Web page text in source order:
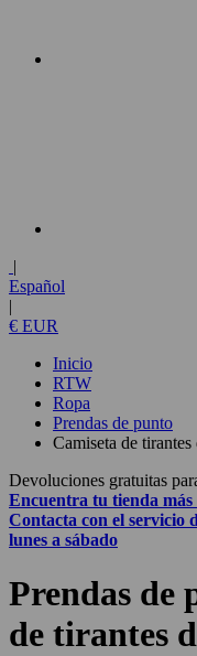
|
Español
|
€ EUR
Inicio
RTW
Ropa
Prendas de punto
Camiseta de
Devoluciones gratuitas
Encuentra tu tienda más
Contacta con el servicio
lunes a sábado
Prendas de
de tirantes